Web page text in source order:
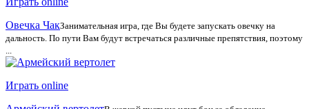
Овечка ЧакЗанимательная игра, где Вы будете запускать овечку на
дальность. По пути Вам будут встречаться различные препятствия, поэтому
Играть online